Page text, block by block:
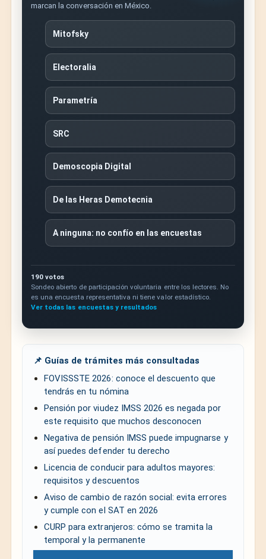
marcan la conversación en México.
Mitofsky
Electoralia
Parametría
SRC
Demoscopia Digital
De las Heras Demotecnia
A ninguna: no confío en las encuestas
190 votos
Sondeo abierto de participación voluntaria entre los lectores. No
es una encuesta representativa ni tiene valor estadístico.
Ver todas las encuestas y resultados
📌 Guías de trámites más consultadas
FOVISSSTE 2026: conoce el descuento que
tendrás en tu nómina
Pensión por viudez IMSS 2026 es negada por
este requisito que muchos desconocen
Negativa de pensión IMSS puede impugnarse y
así puedes defender tu derecho
Licencia de conducir para adultos mayores:
requisitos y descuentos
Aviso de cambio de razón social: evita errores
y cumple con el SAT en 2026
CURP para extranjeros: cómo se tramita la
temporal y la permanente